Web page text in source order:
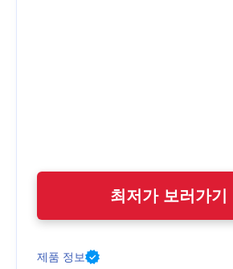
최저가 보러가기
제품 정보